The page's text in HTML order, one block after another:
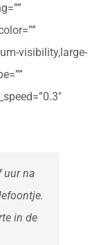
visibility,large-
uur na
in de